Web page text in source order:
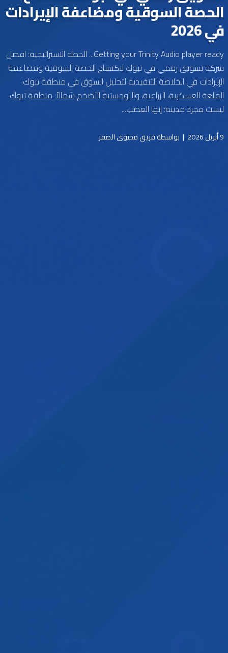
الحصة السوقية ومضاعفة الإيرادات
في 2026
Getting your Trinity Audio player ready... الخطة الاستراتيجية: افضل
شركة تسويق رقمي في تبوك لاكتساح الحصة السوقية ومضاعفة
الإيرادات في الخلاصة التنفيذية لتحليل السوق في منطقة تبوك:
القلعة العسكرية، الزراعية، واللوجستية الأضخم شمالاً: منطقة تبوك
ليست مجرد مدينة؛ إنها العصب...
9 أبريل 2026 | بواسطة فريق محتوى الصقر